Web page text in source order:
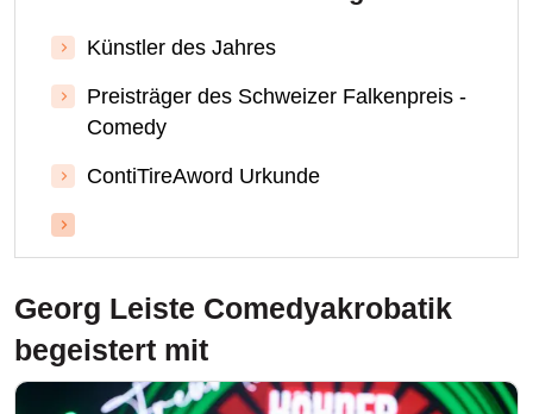
Künstler des Jahres
Preisträger des Schweizer Falkenpreis -
Comedy
ContiTireAword Urkunde
Georg Leiste Comedyakrobatik
begeistert mit